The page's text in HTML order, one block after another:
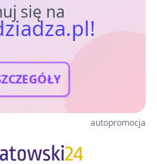
się na
autopromocja